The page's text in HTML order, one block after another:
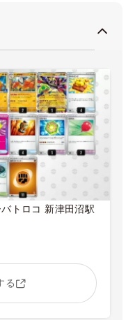
トロコ 新津田沼駅
る